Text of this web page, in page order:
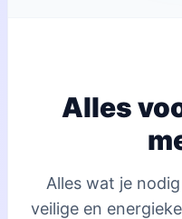
Alles
Alles wat je
veilige en